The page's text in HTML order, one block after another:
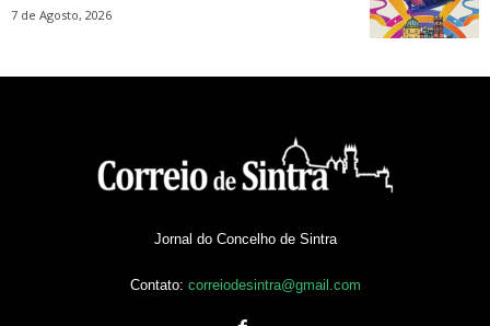
7 de Agosto, 2026
Jornal do Concelho de Sintra
Contato: correiodesintra@gmail.com